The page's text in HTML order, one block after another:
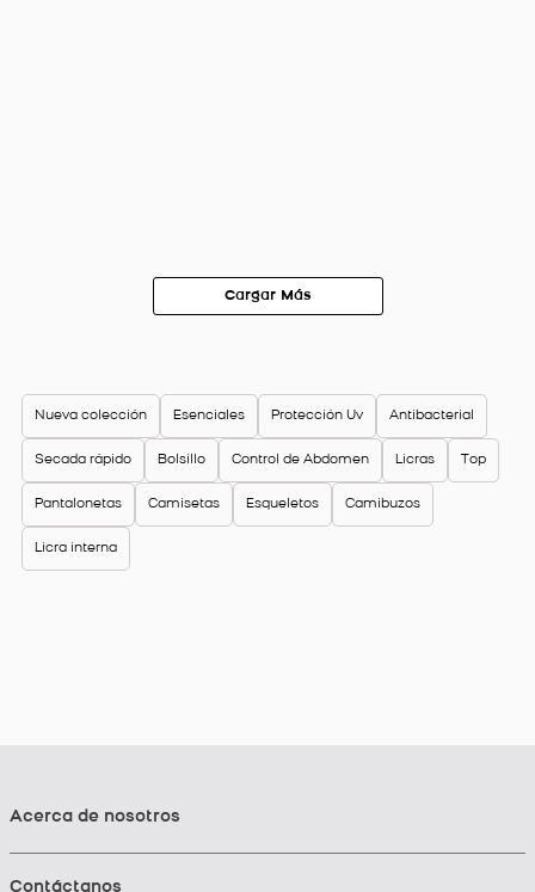
Nueva colección Esenciales Protección Uv Antibacterial
Secada rápido Bolsillo Control de Abdomen Licras Top
Pantalonetas Camisetas Esqueletos Camibuzos
Licra interna
Acerca de nosotros
Contáctanos